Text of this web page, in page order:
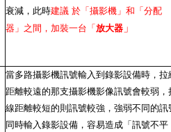
衰減，此時建議 於「攝影機」和「分配
器」之間，加裝一台「 放大器 」
當多路攝影機訊號輸入到錄影設備時，拉
距離較遠的那支攝影機影像訊號會較弱，
線距離較短的則訊號較強，強弱不同的訊
同時輸入錄影設備，容易造成「訊號不平